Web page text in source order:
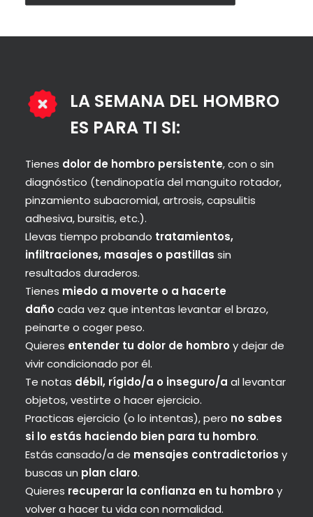
LA SEMANA DEL HOMBRO
ES PARA TI SI:
Tienes dolor de hombro persistente, con o sin
diagnóstico (tendinopatía del manguito rotador,
pinzamiento subacromial, artrosis, capsulitis
adhesiva, bursitis, etc.).
Llevas tiempo probando tratamientos,
infiltraciones, masajes o pastillas sin
resultados duraderos.
Tienes miedo a moverte o a hacerte
daño cada vez que intentas levantar el brazo,
peinarte o coger peso.
Quieres entender tu dolor de hombro y dejar de
vivir condicionado por él.
Te notas débil, rígido/a o inseguro/a al levantar
objetos, vestirte o hacer ejercicio.
Practicas ejercicio (o lo intentas), pero no sabes
si lo estás haciendo bien para tu hombro.
Estás cansado/a de mensajes contradictorios y
buscas un plan claro.
Quieres recuperar la confianza en tu hombro y
volver a hacer tu vida con normalidad.